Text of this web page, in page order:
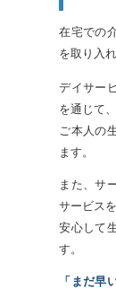
在宅での
を取り入
デイサー
を通じて、
ご本人の
ます。
また、サ
サービス
安心して
す。
「まだ早